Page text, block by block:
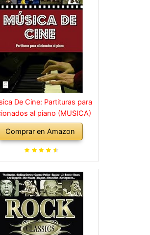
De Cine: Partituras para
al piano (MUSICA)
Comprar en Amazon